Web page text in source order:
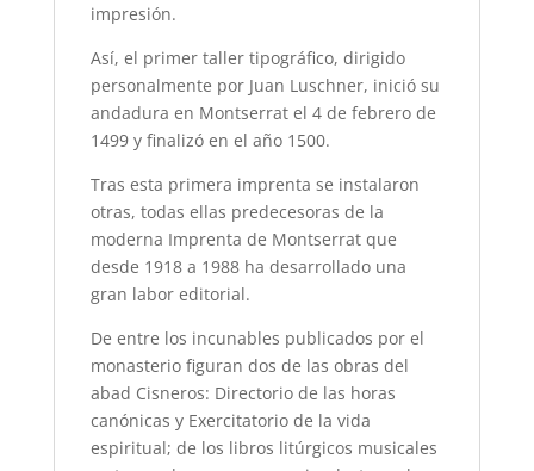
impresión.
Así, el primer taller tipográfico, dirigido
personalmente por Juan Luschner, inició su
andadura en Montserrat el 4 de febrero de
1499 y finalizó en el año 1500.
Tras esta primera imprenta se instalaron
otras, todas ellas predecesoras de la
moderna Imprenta de Montserrat que
desde 1918 a 1988 ha desarrollado una
gran labor editorial.
De entre los incunables publicados por el
monasterio figuran dos de las obras del
abad Cisneros: Directorio de las horas
canónicas y Exercitatorio de la vida
espiritual; de los libros litúrgicos musicales